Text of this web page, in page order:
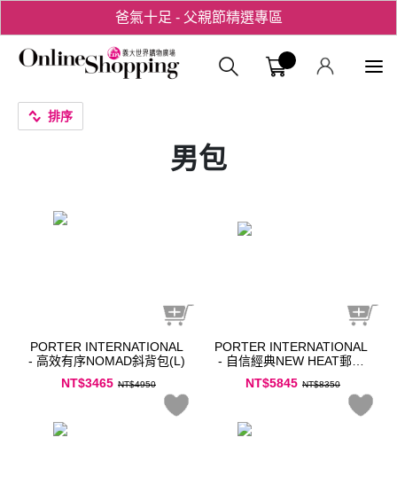
爸氣十足 - 父親節精選專區
用心愛你！七夕星選禮遇！義大購物
排序
男包
PORTER INTERNATIONAL
- 高效有序NOMAD斜背包(L)
NT$3465 NT$4950
PORTER INTERNATIONAL
- 自信經典NEW HEAT郵差
NT$5845 NT$8350